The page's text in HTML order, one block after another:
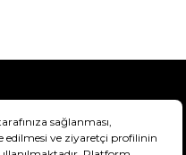
Bilgisi